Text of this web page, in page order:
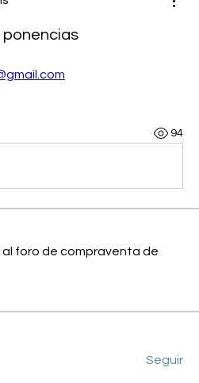
94
al foro de compraventa de
Seguir